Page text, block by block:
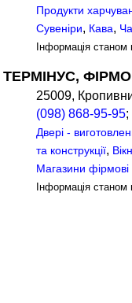
Продукти
Сувеніри, Кава,
Інформація
ТЕРМІНУС,
25009,
(098) 868-95-95;
Двері -
та конструкції,
Магазини фірмові
Інформація